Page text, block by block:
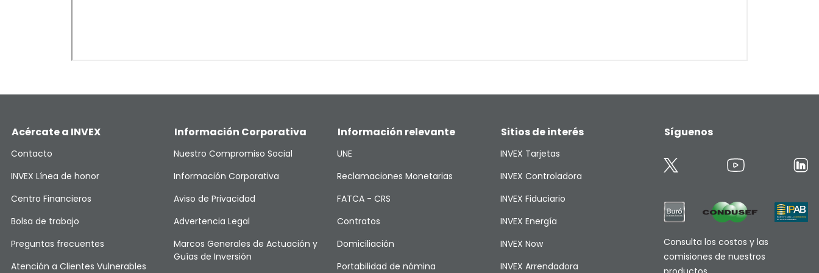
Acércate a INVEX
Contacto
INVEX Línea de honor
Centro Financieros
Bolsa de trabajo
Preguntas frecuentes
Atención a Clientes Vulnerables
Información Corporativa
Nuestro Compromiso Social
Información Corporativa
Aviso de Privacidad
Advertencia Legal
Marcos Generales de Actuación y
Guías de Inversión
Información relevante
UNE
Reclamaciones Monetarias
FATCA - CRS
Contratos
Domiciliación
Portabilidad de nómina
Sitios de interés
INVEX Tarjetas
INVEX Controladora
INVEX Fiduciario
INVEX Energía
INVEX Now
INVEX Arrendadora
Síguenos
Consulta los costos y las
comisiones de nuestros